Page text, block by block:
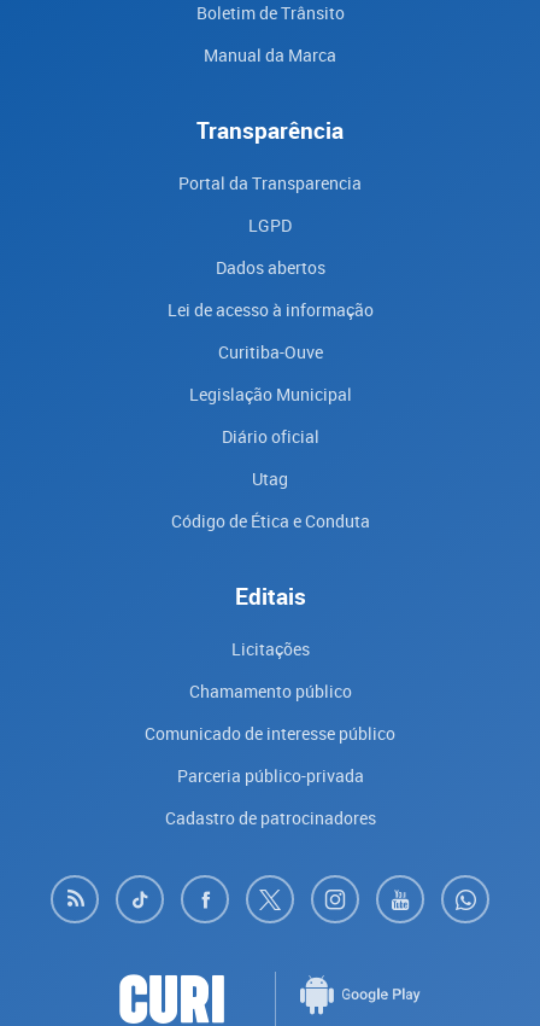
Boletim de Trânsito
Manual da Marca
Transparência
Portal da Transparencia
LGPD
Dados abertos
Lei de acesso à informação
Curitiba-Ouve
Legislação Municipal
Diário oficial
Utag
Código de Ética e Conduta
Editais
Licitações
Chamamento público
Comunicado de interesse público
Parceria público-privada
Cadastro de patrocinadores